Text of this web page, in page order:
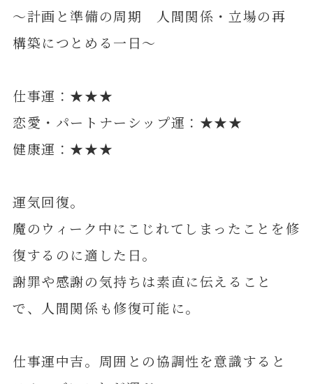
～計画と準備の周期 人間関係・立場の再
構築につとめる一日～
仕事運：★★★
恋愛・パートナーシップ運：★★★
健康運：★★★
運気回復。
魔のウィーク中にこじれてしまったことを修
復するのに適した日。
謝罪や感謝の気持ちは素直に伝えること
で、人間関係も修復可能に。
仕事運中吉。周囲との協調性を意識すると